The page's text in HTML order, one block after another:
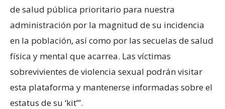
de salud pública prioritario para nuestra
administración por la magnitud de su incidencia
en la población, así como por las secuelas de salud
física y mental que acarrea. Las víctimas
sobrevivientes de violencia sexual podrán visitar
esta plataforma y mantenerse informadas sobre el
estatus de su ‘kit’”.